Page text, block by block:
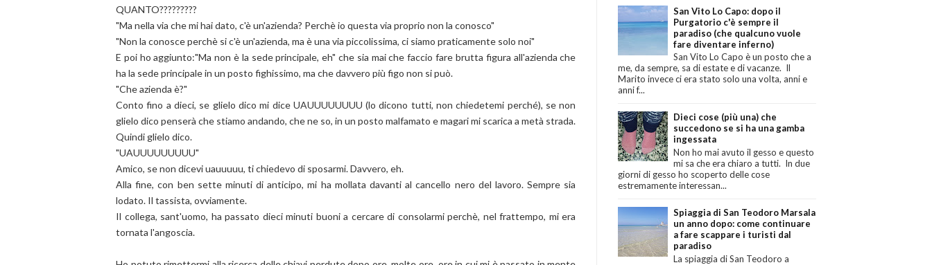
QUANTO?????????
"Ma nella via che mi hai dato, c'è un'azienda? Perchè io questa via proprio non la conosco"
"Non la conosce perchè si c'è un'azienda, ma è una via piccolissima, ci siamo praticamente solo noi"
E poi ho aggiunto:"Ma non è la sede principale, eh" che sia mai che faccio fare brutta figura all'azienda che
ha la sede principale in un posto fighissimo, ma che davvero più figo non si può.
"Che azienda è?"
Conto fino a dieci, se glielo dico mi dice UAUUUUUUUU (lo dicono tutti, non chiedetemi perché), se non
glielo dico penserà che stiamo andando, che ne so, in un posto malfamato e magari mi scarica a metà strada.
Quindi glielo dico.
"UAUUUUUUUUU"
Amico, se non dicevi uauuuuu, ti chiedevo di sposarmi. Davvero, eh.
Alla fine, con ben sette minuti di anticipo, mi ha mollata davanti al cancello nero del lavoro. Sempre sia
lodato. Il tassista, ovviamente.
Il collega, sant'uomo, ha passato dieci minuti buoni a cercare di consolarmi perchè, nel frattempo, mi era
tornata l'angoscia.
San Vito Lo Capo: dopo il
Purgatorio c'è sempre il
paradiso (che qualcuno vuole
fare diventare inferno)
San Vito Lo Capo è un posto che a
me, da sempre, sa di estate e di vacanze. Il
Marito invece ci era stato solo una volta, anni e
anni f...
Dieci cose (più una) che
succedono se si ha una gamba
ingessata
Non ho mai avuto il gesso e questo
mi sa che era chiaro a tutti. In due
giorni di gesso ho scoperto delle cose
estremamente interessan...
Spiaggia di San Teodoro Marsala
un anno dopo: come continuare
a fare scappare i turisti dal
paradiso
La spiaggia di San Teodoro a